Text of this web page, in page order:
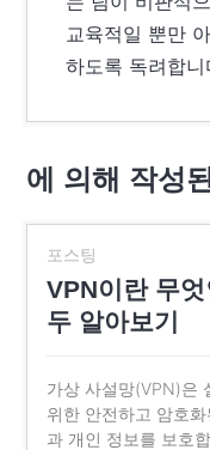
교육적일 뿐만
하도록 독려합니
에 의해 작성
포스팅
VPN이란 무
두 알아보기
가상 사설망(VPN)은
위한 안전하고 암호
과 개인 정보를 보호